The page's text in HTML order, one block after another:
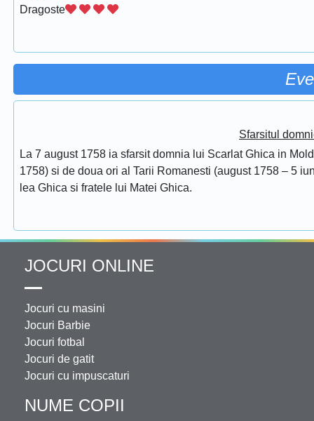
Dragoste
Sfarsitul
La 7 august 1758 ia sfarsit domnia lui Scarlat Ghica in
1758) si de doua ori al Tarii Romanesti (august 1758 – 5
lea Ghica si fratele lui Matei Ghica.
JOCURI ONLINE
Jocuri cu masini
Jocuri Barbie
Jocuri fotbal
Jocuri de gatit
Jocuri cu impuscaturi
NUME COPII